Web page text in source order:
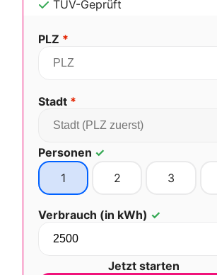
TÜV-Geprüft
PLZ *
Stadt*
Personen ✓
1
2 3
Verbrauch (in kWh) ✓
Jetzt starten